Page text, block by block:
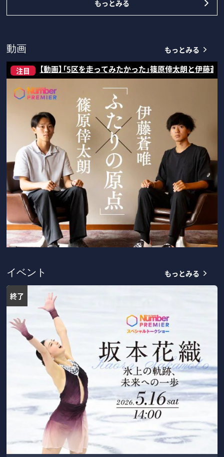
もっとみる
動画 もっとみる
注目 【動画】「5区を走ってみたかった」篠原倖太朗と伊藤
イベント もっとみる
終了